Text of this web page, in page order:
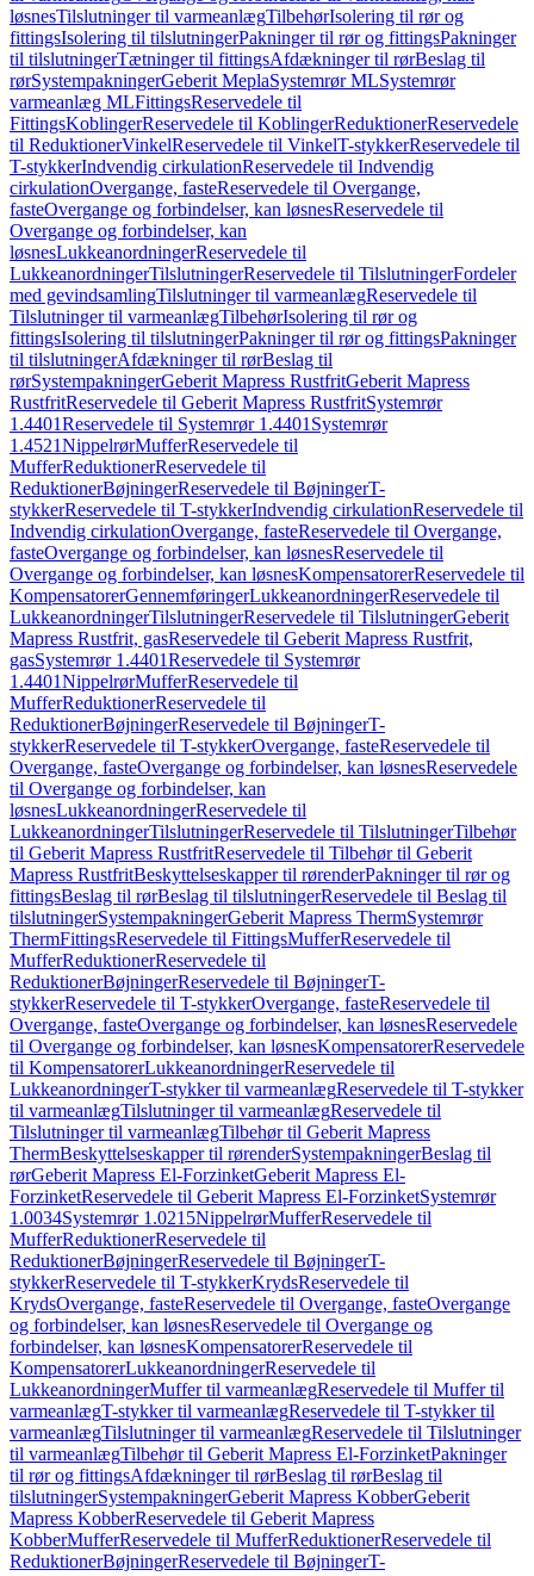
løsnesTilslutninger til varmeanlægTilbehørIsolering til rør og
fittingsIsolering til tilslutningerPakninger til rør og fittingsPakninger
til tilslutningerTætninger til fittingsAfdækninger til rørBeslag til
rørSystempakningerGeberit MeplaSystemrør MLSystemrør
varmeanlæg MLFittingsReservedele til
FittingsKoblingerReservedele til KoblingerReduktionerReservedele
til ReduktionerVinkelReservedele til VinkelT-stykkerReservedele til
T-stykkerIndvendig cirkulationReservedele til Indvendig
cirkulationOvergange, fasteReservedele til Overgange,
fasteOvergange og forbindelser, kan løsnesReservedele til
Overgange og forbindelser, kan
løsnesLukkeanordningerReservedele til
LukkeanordningerTilslutningerReservedele til TilslutningerFordeler
med gevindsamlingTilslutninger til varmeanlægReservedele til
Tilslutninger til varmeanlægTilbehørIsolering til rør og
fittingsIsolering til tilslutningerPakninger til rør og fittingsPakninger
til tilslutningerAfdækninger til rørBeslag til
rørSystempakningerGeberit Mapress RustfritGeberit Mapress
RustfritReservedele til Geberit Mapress RustfritSystemrør
1.4401Reservedele til Systemrør 1.4401 Systemrør
1.4521NippelrørMufferReservedele til
MufferReduktionerReservedele til
ReduktionerBøjningerReservedele til BøjningerT-
stykkerReservedele til T-stykkerIndvendig cirkulationReservedele til
Indvendig cirkulationOvergange, fasteReservedele til Overgange,
fasteOvergange og forbindelser, kan løsnesReservedele til
Overgange og forbindelser, kan løsnesKompensatorerReservedele til
KompensatorerGennemføringerLukkeanordningerReservedele til
LukkeanordningerTilslutningerReservedele til TilslutningerGeberit
Mapress Rustfrit, gasReservedele til Geberit Mapress Rustfrit,
gasSystemrør 1.4401Reservedele til Systemrør
1.4401NippelrørMufferReservedele til
MufferReduktionerReservedele til
ReduktionerBøjningerReservedele til BøjningerT-
stykkerReservedele til T-stykkerOvergange, fasteReservedele til
Overgange, fasteOvergange og forbindelser, kan løsnesReservedele
til Overgange og forbindelser, kan
løsnesLukkeanordningerReservedele til
LukkeanordningerTilslutningerReservedele til TilslutningerTilbehør
til Geberit Mapress RustfritReservedele til Tilbehør til Geberit
Mapress RustfritBeskyttelseskapper til rørenderPakninger til rør og
fittingsBeslag til rørBeslag til tilslutningerReservedele til Beslag til
tilslutningerSystempakningerGeberit Mapress ThermSystemrør
ThermFittingsReservedele til FittingsMufferReservedele til
MufferReduktionerReservedele til
ReduktionerBøjningerReservedele til BøjningerT-
stykkerReservedele til T-stykkerOvergange, fasteReservedele til
Overgange, fasteOvergange og forbindelser, kan løsnesReservedele
til Overgange og forbindelser, kan løsnesKompensatorerReservedele
til KompensatorerLukkeanordningerReservedele til
LukkeanordningerT-stykker til varmeanlægReservedele til T-stykker
til varmeanlægTilslutninger til varmeanlægReservedele til
Tilslutninger til varmeanlægTilbehør til Geberit Mapress
ThermBeskyttelseskapper til rørenderSystempakningerBeslag til
rørGeberit Mapress El-ForzinketGeberit Mapress El-
ForzinketReservedele til Geberit Mapress El-ForzinketSystemrør
1.0034Systemrør 1.0215NippelrørMufferReservedele til
MufferReduktionerReservedele til
ReduktionerBøjningerReservedele til BøjningerT-
stykkerReservedele til T-stykkerKrydsReservedele til
KrydsOvergange, fasteReservedele til Overgange, fasteOvergange
og forbindelser, kan løsnesReservedele til Overgange og
forbindelser, kan løsnesKompensatorerReservedele til
KompensatorerLukkeanordningerReservedele til
LukkeanordningerMuffer til varmeanlægReservedele til Muffer til
varmeanlægT-stykker til varmeanlægReservedele til T-stykker til
varmeanlægTilslutninger til varmeanlægReservedele til Tilslutninger
til varmeanlægTilbehør til Geberit Mapress El-ForzinketPakninger
til rør og fittingsAfdækninger til rørBeslag til rørBeslag til
tilslutningerSystempakningerGeberit Mapress KobberGeberit
Mapress KobberReservedele til Geberit Mapress
KobberMufferReservedele til MufferReduktionerReservedele til
ReduktionerBøjningerReservedele til BøjningerT-